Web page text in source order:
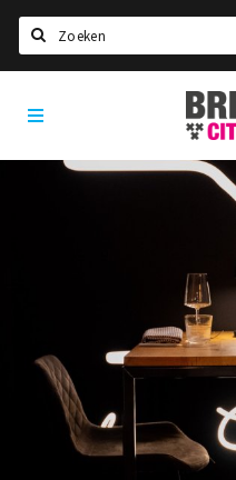
Home
Agenda
Nieuws, interviews & blogs
Drinken
Slapen
Recreatief